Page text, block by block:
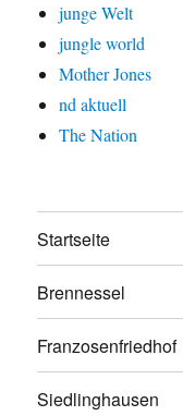
junge Welt
jungle world
Mother Jones
nd aktuell
The Nation
Startseite
Brennessel
Franzosenfriedhof
Siedlinghausen